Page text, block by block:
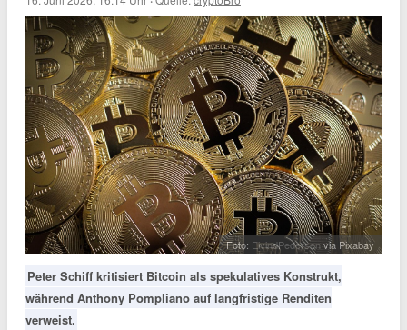
Foto: EivindPedersenvia Pixabay
Peter Schiff kritisiert Bitcoin als spekulatives Konstrukt,
während Anthony Pompliano auf langfristige Renditen
verweist.